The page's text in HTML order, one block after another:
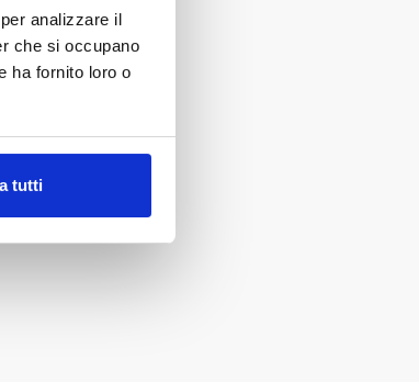
analizzare il
che si occupano
ha fornito loro o
tutti